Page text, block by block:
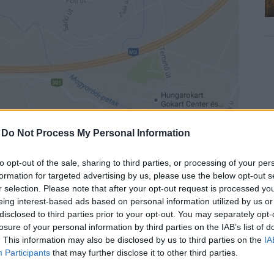
Do Not Process My Personal Information
opt-out of the sale, sharing to third parties, or processing of your
for targeted advertising by us, please use the below opt-out
selection. Please note that after your opt-out request is processed
interest-based ads based on personal information utilized by us
to third parties prior to your opt-out. You may separately
of your personal information by third parties on the IAB’s list of
This information may also be disclosed by us to third parties on the
Participants that may further disclose it to other third parties.
beruházásában egy autópálya feletti híd és négy
többek közt az is kiderül, hogy a
zajárnyékoló fal.